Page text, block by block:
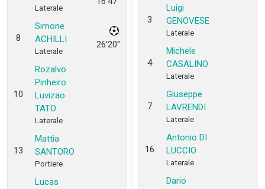
Laterale
8
Simone
ACHILLI
Laterale
26'20''
10
Rozalvo
Pinheiro
Luvizao
TATO
Laterale
13
Mattia
SANTORO
Portiere
Lucas
3
Luigi
GENOVESE
Laterale
4
Michele
CASALINO
Laterale
7
Giuseppe
LAVRENDI
Laterale
16
Antonio DI
LUCCIO
Laterale
Dario